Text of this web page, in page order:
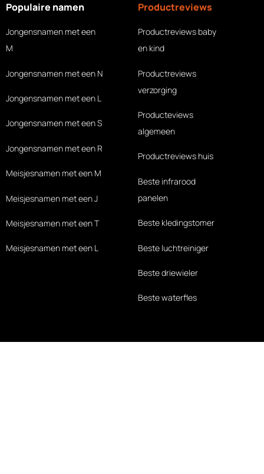
Populaire namen
Jongensnamen met een
M
Jongensnamen met een N
Jongensnamen met een L
Jongensnamen met een S
Jongensnamen met een R
Meisjesnamen met een M
Meisjesnamen met een J
Meisjesnamen met een T
Meisjesnamen met een L
Productreviews
Productreviews baby
en kind
Productreviews
verzorging
Producteviews
algemeen
Productreviews huis
Beste infrarood
panelen
Beste kledingstomer
Beste luchtreiniger
Beste driewieler
Beste waterfles